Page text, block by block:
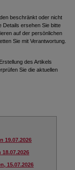
beschränkt oder nicht
Details ersehen Sie bitte
auf der persönlichen
Sie mit Verantwortung.
des Artikels
Sie die aktuellen
19.07.2026
15.07.2026